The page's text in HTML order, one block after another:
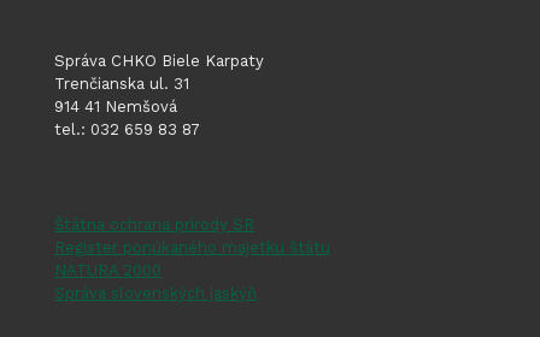
Správa CHKO Biele Karpaty
Trenčianska ul. 31
914 41 Nemšová
tel.: 032 659 83 87
Štátna ochrana prírody SR
Register ponúkaného majetku štátu
NATURA 2000
Správa slovenských jaskýň